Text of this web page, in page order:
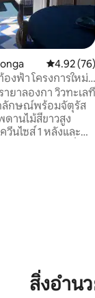
คะแนนเฉ
4.92 (76)
งฟ้า โครงการใหม่
ายาลองกา วิวทะเลที่
ลักษณ์พร้อมจัตุรัส
านไม้สีขาวสูง
นไซส์ 1 หลังและ
สิ่งอำน